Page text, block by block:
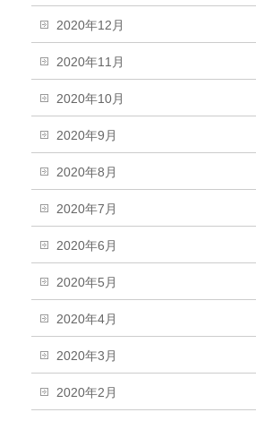
2020年12月
2020年11月
2020年10月
2020年9月
2020年8月
2020年7月
2020年6月
2020年5月
2020年4月
2020年3月
2020年2月